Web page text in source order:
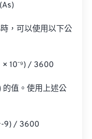
，可以使用以下公
× 10⁻⁹) / 3600
值。使用上述公
9) / 3600